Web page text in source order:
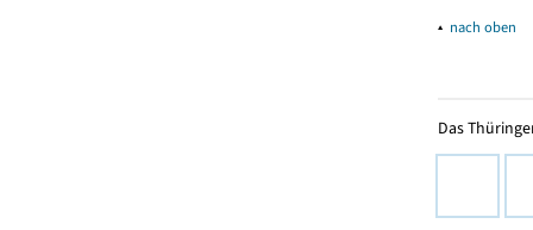
▴ nach oben
Das